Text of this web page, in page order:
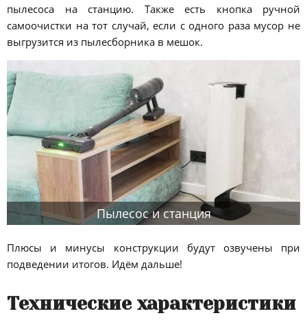
пылесоса на станцию. Также есть кнопка ручной
самоочистки на тот случай, если с одного раза мусор не
выгрузится из пылесборника в мешок.
Пылесос и станция
Плюсы и минусы конструкции будут озвучены при
подведении итогов. Идём дальше!
Технические характеристики